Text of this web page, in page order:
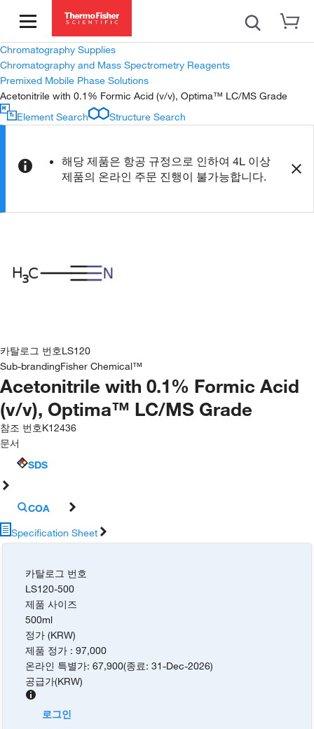
Chromatography Supplies
Chromatography and Mass Spectrometry Reagents
Premixed Mobile Phase Solutions
Acetonitrile with 0.1% Formic Acid (v/v), Optima™ LC/MS Grade
Element Search
Structure Search
해당 제품은 항공 규정으로 인하여 4L 이상
제품의 온라인 주문 진행이 불가능합니다.
카탈로그 번호LS120
Sub-brandingFisher Chemical™
Acetonitrile with 0.1% Formic Acid
(v/v), Optima™ LC/MS Grade
참조 번호K12436
문서
SDS
COA
Specification Sheet
카탈로그 번호
LS120-500
제품 사이즈
500ml
정가 (KRW)
제품 정가 :97,000
온라인 특별가:67,900(종료:31-Dec-2026)
공급가(KRW)
로그인